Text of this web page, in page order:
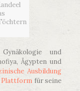
und
Ägypten und
Ausbildung
Plattformfür seine